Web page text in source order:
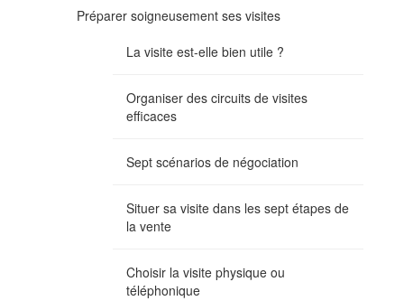
Préparer soigneusement ses visites
La visite est-elle bien utile ?
Organiser des circuits de visites
efficaces
Sept scénarios de négociation
Situer sa visite dans les sept étapes de
la vente
Choisir la visite physique ou
téléphonique